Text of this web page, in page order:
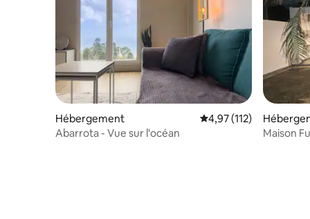
Hébergement Évaluation moyenne
4,97 (112)
Abarrota - Vue sur l'océan
Maison